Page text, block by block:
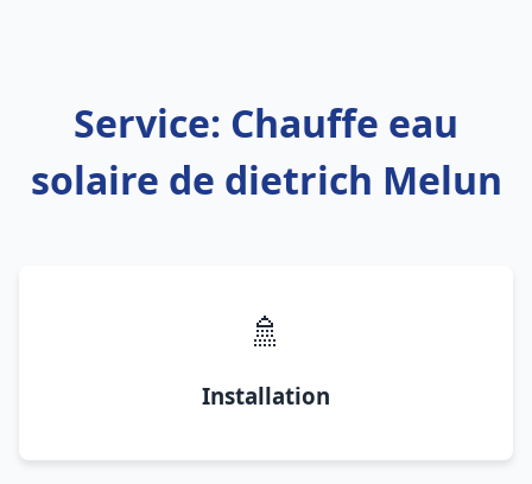
Service: Chauffe eau
solaire de dietrich Melun
🚿
Installation